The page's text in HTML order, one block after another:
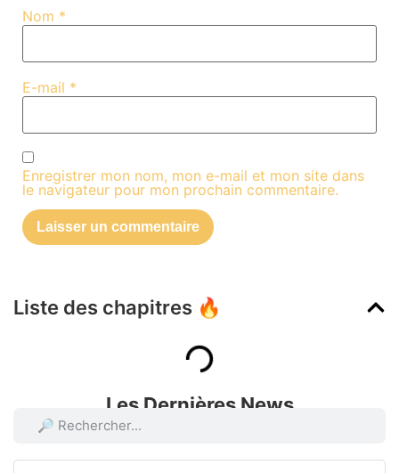
Liste des chapitres 🔥
Nom *
E-mail *
Enregistrer mon nom, mon e-mail et mon site dans
le navigateur pour mon prochain commentaire.
Les Dernières News